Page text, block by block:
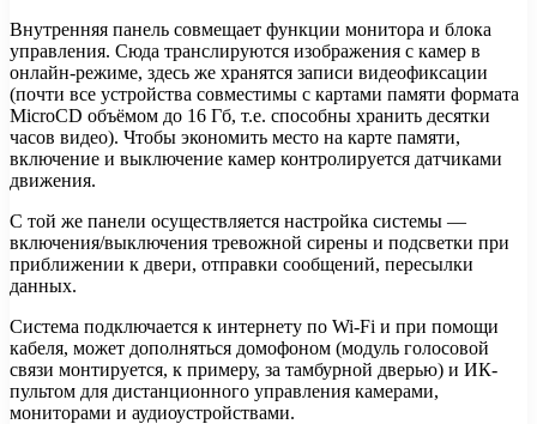
Внутренняя панель совмещает функции монитора и блока
управления. Сюда транслируются изображения с камер в
онлайн-режиме, здесь же хранятся записи видеофиксации
(почти все устройства совместимы с картами памяти формата
MicroCD объёмом до 16 Гб, т.е. способны хранить десятки
часов видео). Чтобы экономить место на карте памяти,
включение и выключение камер контролируется датчиками
движения.
С той же панели осуществляется настройка системы —
включения/выключения тревожной сирены и подсветки при
приближении к двери, отправки сообщений, пересылки
данных.
Система подключается к интернету по Wi-Fi и при помощи
кабеля, может дополняться домофоном (модуль голосовой
связи монтируется, к примеру, за тамбурной дверью) и ИК-
пультом для дистанционного управления камерами,
мониторами и аудиоустройствами.